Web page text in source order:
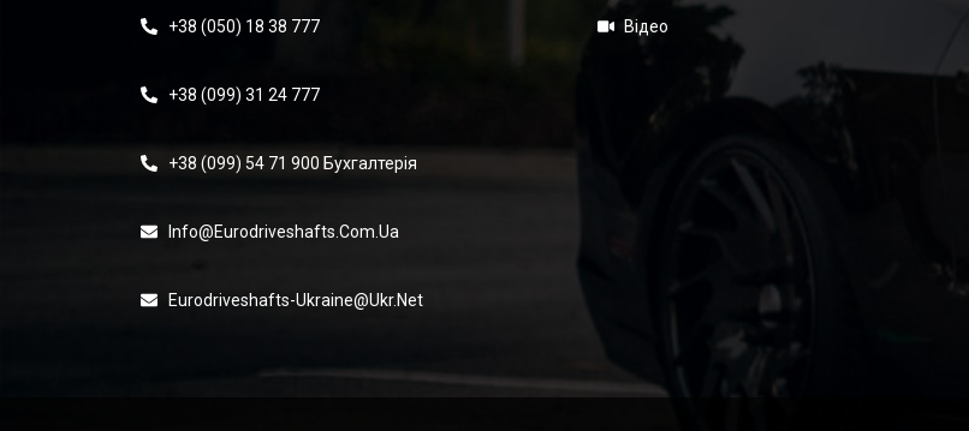
+38 (050) 18 38 777
+38 (099) 31 24 777
+38 (099) 54 71 900 Бухгалтерія
Info@eurodriveshafts.com.ua
Eurodriveshafts-Ukraine@ukr.net
Відео